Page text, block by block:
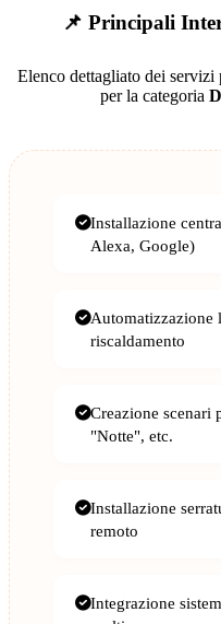
📌 Principali
Elenco dettagliato dei
per la categoria
Installazione
Alexa, Google)
Automatizzazione
riscaldamento
Creazione scenari
"Notte", etc.
Installazione
remoto
Integrazione